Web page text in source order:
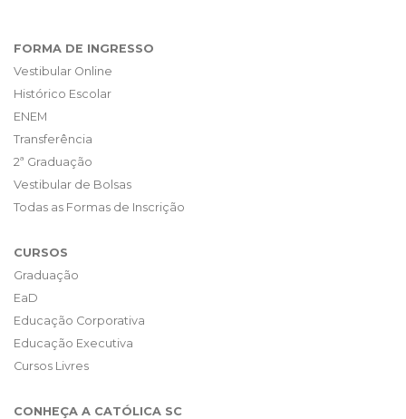
FORMA DE INGRESSO
Vestibular Online
Histórico Escolar
ENEM
Transferência
2ª Graduação
Vestibular de Bolsas
Todas as Formas de Inscrição
CURSOS
Graduação
EaD
Educação Corporativa
Educação Executiva
Cursos Livres
CONHEÇA A CATÓLICA SC